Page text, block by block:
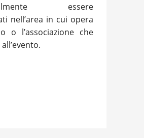
essere
nell’area in cui opera
o l’associazione che